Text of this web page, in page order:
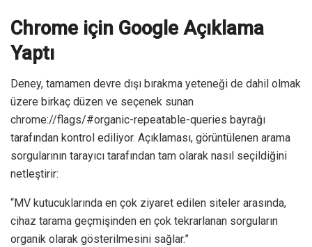
Chrome için Google Açıklama
Yaptı
Deney, tamamen devre dışı bırakma yeteneği de dahil olmak
üzere birkaç düzen ve seçenek sunan
chrome://flags/#organic-repeatable-queries bayrağı
tarafından kontrol ediliyor. Açıklaması, görüntülenen arama
sorgularının tarayıcı tarafından tam olarak nasıl seçildiğini
netleştirir:
“MV kutucuklarında en çok ziyaret edilen siteler arasında,
cihaz tarama geçmişinden en çok tekrarlanan sorguların
organik olarak gösterilmesini sağlar.”